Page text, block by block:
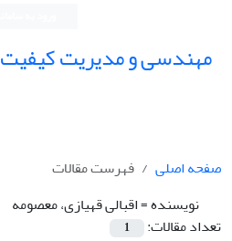
مهندسی و مدیریت کیفیت
صفحه اصلی
فهرست مقالات
نویسنده =اقبالی قهیازی، معصومه
تعداد مقالات:
1